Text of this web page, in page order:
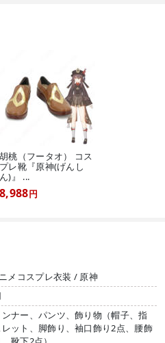
胡桃（フータオ） コス
プレ靴『原神(げんし
ん)』 ...
8,988円
メコスプレ衣装 / 原神
ナー、パンツ、飾り物（帽子、指
ット、脚飾り、袖口飾り2点、腰飾